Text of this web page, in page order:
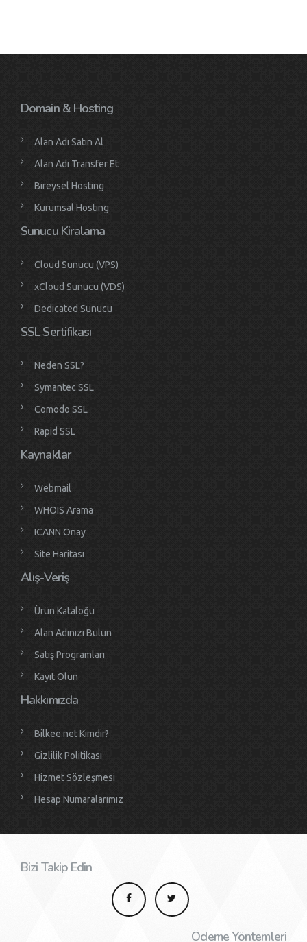
Domain & Hosting
Alan Adı Satın Al
Alan Adı Transfer Et
Bireysel Hosting
Kurumsal Hosting
Sunucu Kiralama
Cloud Sunucu (VPS)
xCloud Sunucu (VDS)
Dedicated Sunucu
SSL Sertifikası
Neden SSL?
Symantec SSL
Comodo SSL
Rapid SSL
Kaynaklar
Webmail
WHOIS Arama
ICANN Onay
Site Haritası
Alış-Veriş
Ürün Kataloğu
Alan Adınızı Bulun
Satış Programları
Kayıt Olun
Hakkımızda
Bilkee.net Kimdir?
Gizlilik Politikası
Hizmet Sözleşmesi
Hesap Numaralarımız
Bizi Takip Edin
Ödeme Yöntemleri